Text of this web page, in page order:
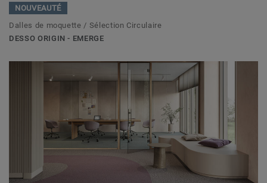
NOUVEAUTÉ
Dalles de moquette / Sélection Circulaire
DESSO ORIGIN - EMERGE